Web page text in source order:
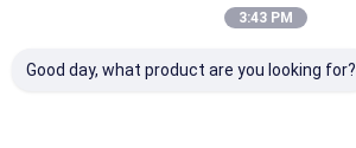
3:43 PM
Good day, what product are you looking for?